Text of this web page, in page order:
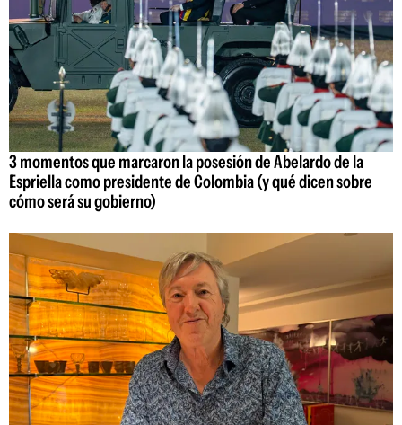
3 momentos que marcaron la posesión de Abelardo de la
Espriella como presidente de Colombia (y qué dicen sobre
cómo será su gobierno)